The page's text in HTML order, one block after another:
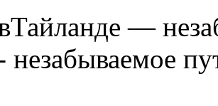
—
незабываемое